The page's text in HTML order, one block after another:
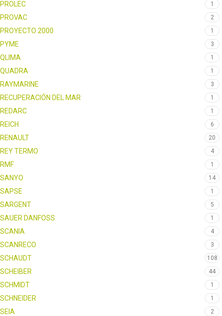
PROLEC 1
PROVAC 2
PROYECTO 2000 1
PYME 3
QLIMA 1
QUADRA 1
RAYMARINE 3
RECUPERACIÓN DEL MAR 1
REDARC 1
REICH 6
RENAULT 20
REY TERMO 4
RMF 1
SANYO 14
SAPSE 1
SARGENT 5
SAUER DANFOSS 1
SCANIA 4
SCANRECO 3
SCHAUDT 108
SCHEIBER 44
SCHMIDT 1
SCHNEIDER 1
SEIA 2